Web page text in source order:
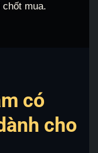
mua.
có
cho